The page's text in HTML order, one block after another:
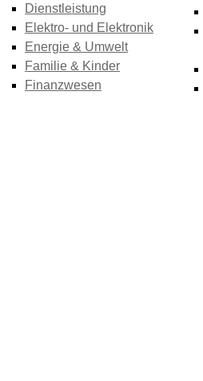
Dienstleistung
Elektro- und Elektronik
Energie & Umwelt
Familie & Kinder
Finanzwesen